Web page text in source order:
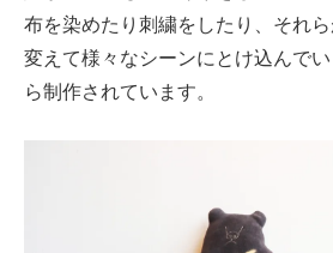
布を染めたり刺繍をしたり、それ
変えて様々なシーンにとけ込んで
ら制作されています。